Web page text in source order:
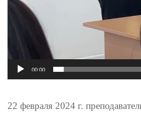
00:00
22 февраля 2024 г.